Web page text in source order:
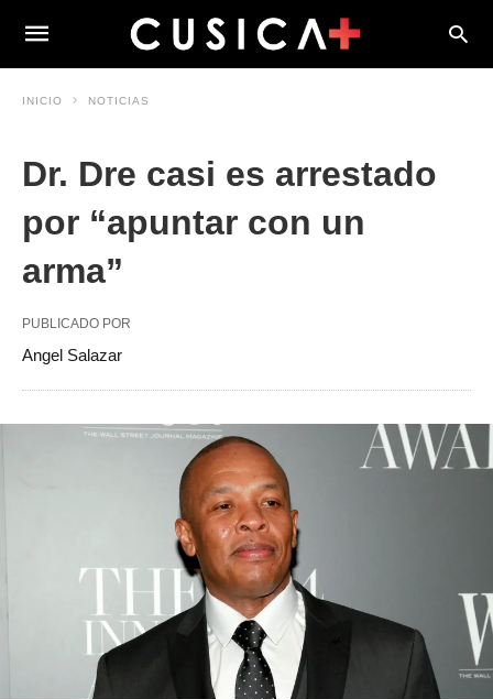
INICIO NOTICIAS
Dr. Dre casi es arrestado
por “apuntar con un
arma”
PUBLICADO POR
Angel Salazar